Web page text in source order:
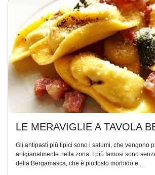
LE MERAVIGLIE A TAVOLA
Gli antipasti più tipici sono i salumi, che vengono
artigianalmente nella zona. I più famosi sono
della Bergamasca, che è piuttosto morbido e...